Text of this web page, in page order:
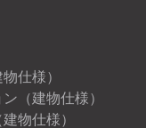
仕様）
（建物仕様）
物仕様）